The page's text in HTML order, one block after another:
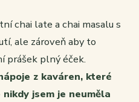
chai late a chai masalu s
ale zároveň aby to
prášek plný éček.
z kaváren, které
jsem je neuměla